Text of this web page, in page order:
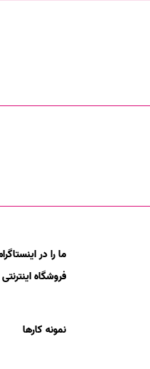
ما را در
فروشگاه اینترنتی
نمونه کارها